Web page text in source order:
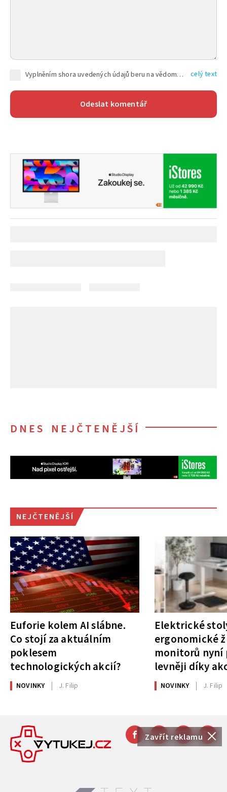
Zavřít reklamu
Vyplněním shora uvedených údajů beru na vědomí, že společnost TEXT FACTORY s.r.o., sídlem Brno, Durďákova 336/29, Černá Pole, PSČ: 613 00, IČ: 06157831, zapsané u Krajského soudu v Brně, oddíl C, vložka 100399, bude zpracovávat mé osobní údaje uvedené v rámci mnou vyplněného registračního formuláře na základě oprávněných zájmů TEXT FACTORY s.r.o. dle čl. 6 odst. 1 písm. f) GDPR a pro splnění právních povinností (čl. 6 odst. 1 písm. c) GDPR), a to pro tyto účely: nezbytnost zajistit oprávnění návštěvníka webových stránek provozovaných společností TEXT FACTORY s.r.o. přispívat aktivně ke zveřejněným článkům nebo v rámci diskusních fór a výkon práv TEXT FACTORY s.r.o. jako administrátora těchto diskusních fór. Více informací o zpracování osobních údajů a právech lze nalézt v celý text
DNES NEJČTENĚJŠÍ
NEJČTENĚJŠÍ
Euforie kolem AI slábne.
Co stojí za aktuálním
poklesem
technologických akcií?
NOVINKY J. Filip
Elektrické
ergonomické
monitorů
levněji díky
NOVINKY J. Filip